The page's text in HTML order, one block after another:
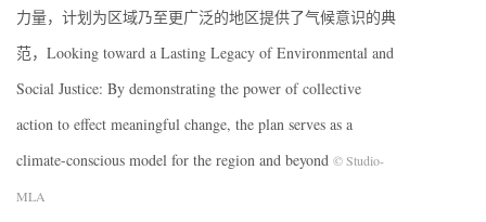
力量，计划为区域乃至更广泛的地区提供了气候意识的典
范，Looking toward a Lasting Legacy of Environmental and
Social Justice: By demonstrating the power of collective
action to effect meaningful change, the plan serves as a
climate-conscious model for the region and beyond © Studio-
MLA